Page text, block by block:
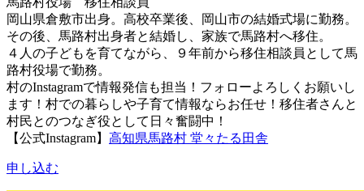
岡山県倉敷市出身。高校卒業後、岡山市の結婚式場に勤務。
その後、馬路村出身者と結婚し、家族で馬路村へ移住。
４人の子どもを育てながら、９年前から移住相談員として馬
路村役場で勤務。
村のInstagramで情報発信も担当！フォローよろしくお願いし
ます！村での暮らしや子育て情報ならお任せ！移住者さんと
村民とのつなぎ役として日々奮闘中！
【公式Instagram】 高知県馬路村 堂々たる田舎
申し込む